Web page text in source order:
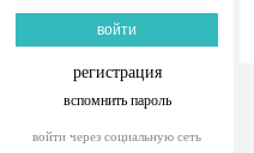
регистрация
вспомнить пароль
войти через социальную сеть